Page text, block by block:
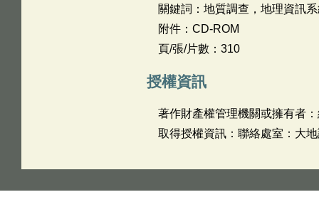
關鍵詞：地質調查，地理資訊
附件：CD-ROM
頁/張/片數：310
授權資訊
著作財產權管理機關或擁有者
取得授權資訊：聯絡處室：大